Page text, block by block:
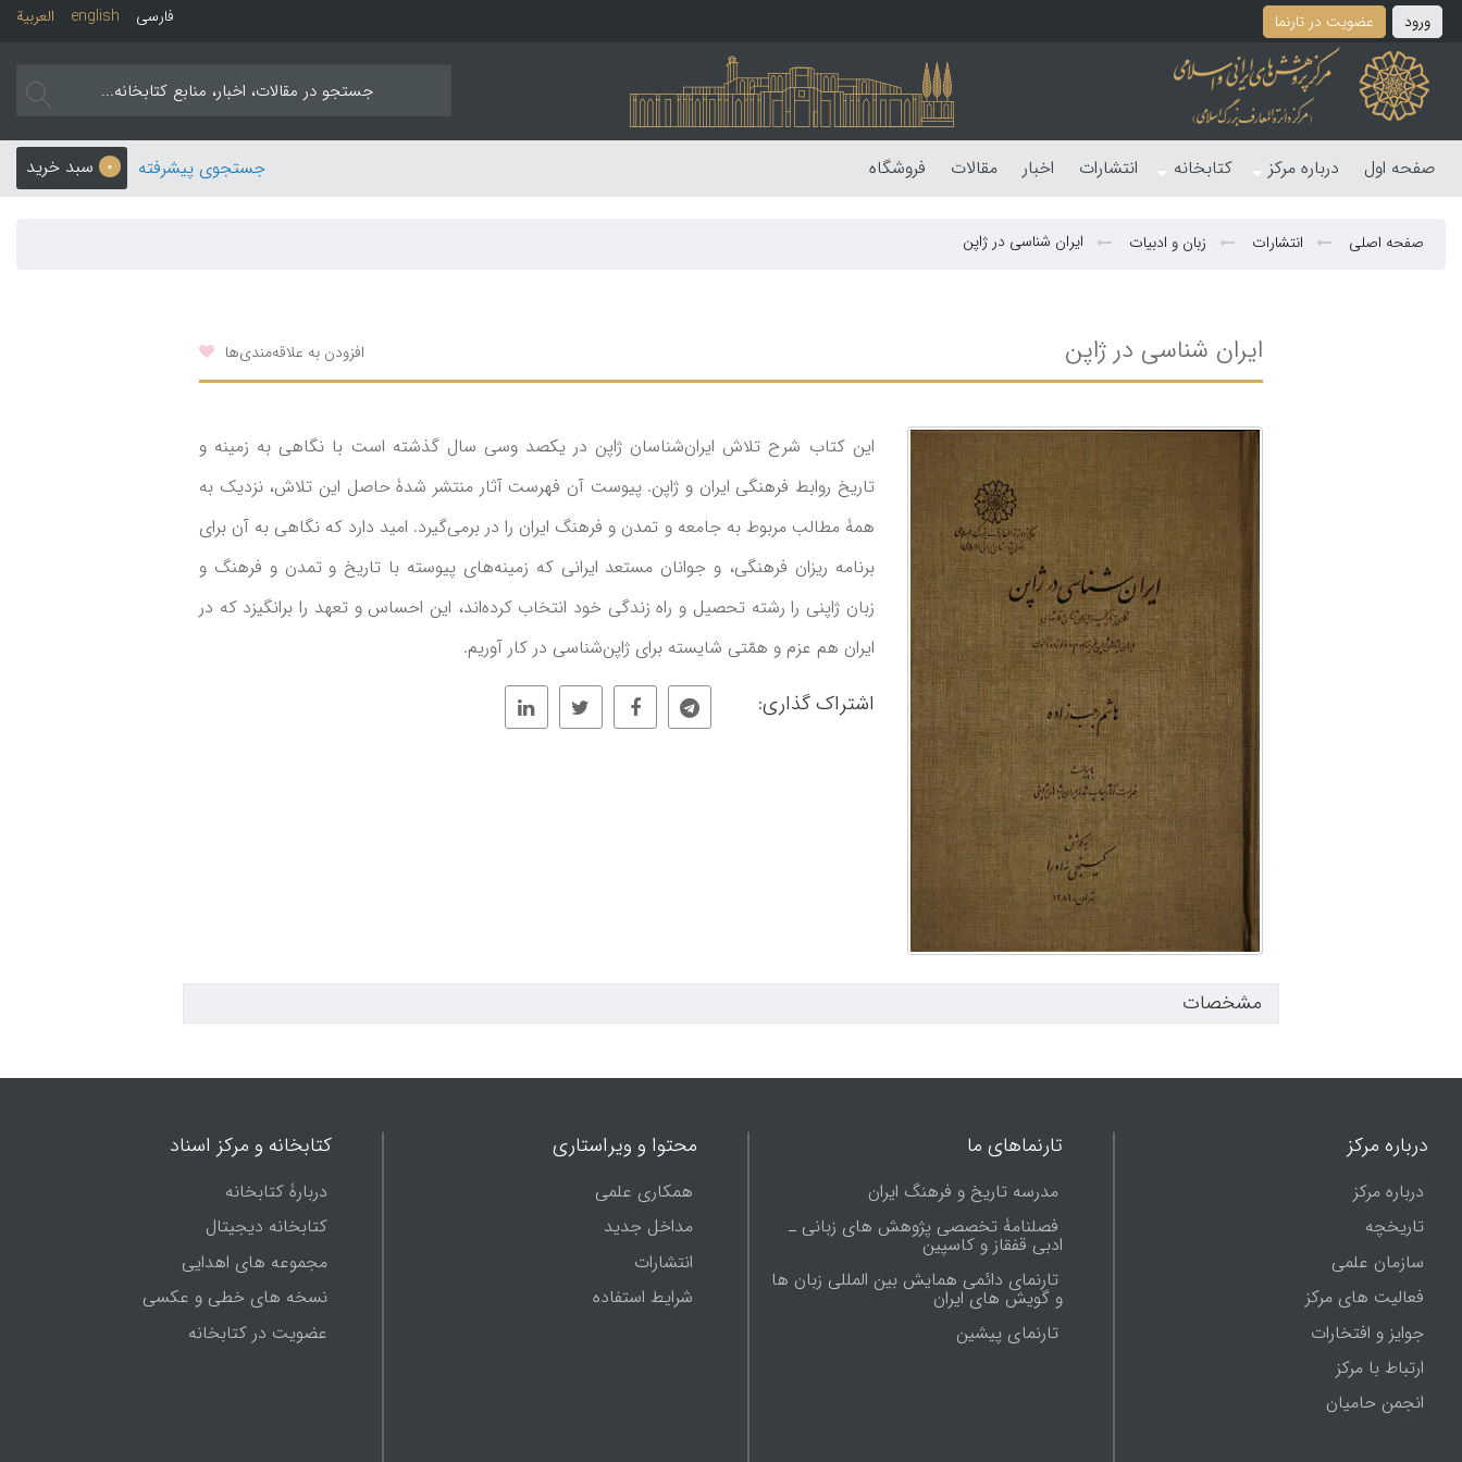
ورود عضویت در تارنما العربیة english فارسی
صفحه اول درباره مرکز کتابخانه انتشارات اخبار مقالات فروشگاه 0 سبد خرید جستجوی پیشرفته
صفحه اصلی انتشارات زبان و ادبیات ایران شناسی در ژاپن
ایران شناسی در ژاپن افزودن به علاقه‌مندی‌ها
این کتاب شرح تلاش ایران‌شناسان ژاپن در یکصد وسی سال گذشته است با نگاهی به زمینه و
تاریخ روابط فرهنگی ایران و ژاپن. پیوست آن فهرست آثار منتشر شدۀ حاصل این تلاش، نزدیک به
همۀ مطالب مربوط به جامعه و تمدن و فرهنگ ایران را در برمی‌گیرد. امید دارد که نگاهی به آن برای
برنامه ریزان فرهنگی، و جوانان مستعد ایرانی که زمینه‌های پیوسته با تاریخ و تمدن و فرهنگ و
زبان ژاپنی را رشته تحصیل و راه زندگی خود انتخاب کرده‌اند، این احساس و تعهد را برانگیزد که در
ایران هم عزم و همّتی شایسته برای ژاپن‌شناسی در کار آوریم.
اشتراک گذاری:
مشخصات
درباره مرکز
درباره مرکز
تاریخچه
سازمان علمی
فعالیت های مرکز
جوایز و افتخارات
ارتباط با مرکز
انجمن حامیان
تارنماهای ما
مدرسه تاریخ و فرهنگ ایران
فصلنامۀ تخصصی پژوهش های زبانی ـ
ادبی قفقاز و کاسپین
تارنمای دائمی همایش بین المللی زبان ها
و گویش های ایران
تارنماى پيشين
محتوا و ویراستاری
همکاری علمی
مداخل جدید
انتشارات
شرایط استفاده
کتابخانه و مرکز اسناد
دربارۀ کتابخانه
کتابخانه دیجیتال
مجموعه های اهدایی
نسخه های خطی و عکسی
عضویت در کتابخانه